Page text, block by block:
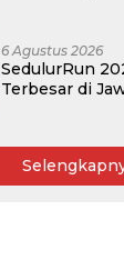
6 Agustus 2026
SedulurRun
Terbesar di
Guru Honorer